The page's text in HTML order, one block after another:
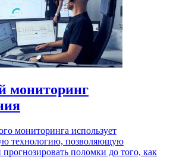
мониторинг
мониторинга использует
технологию, позволяющую
поломки до того, как